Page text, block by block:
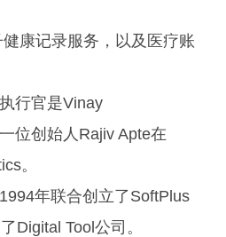
康记录服务，以及医疗账
行官是Vinay
位创始人Rajiv Apte在
。
年联合创立了SoftPlus
Digital Tool公司。